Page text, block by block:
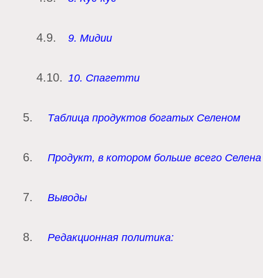
9. Мидии
10. Спагетти
Таблица продуктов богатых Селеном
Продукт, в котором больше всего Селена
Выводы
Редакционная политика: